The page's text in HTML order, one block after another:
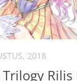
2018
Rilis